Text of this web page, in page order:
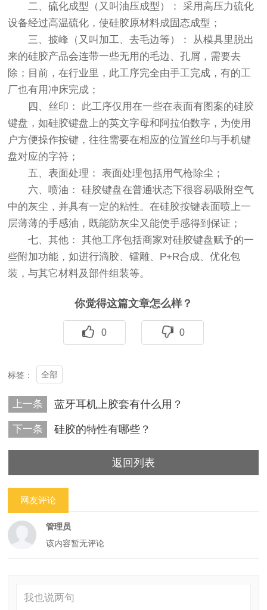
二、硫化成型（又叫油压成型）： 采用高压力硫化
设备经过高温硫化，使硅胶原材料成固态成型；
三、披峰（又叫加工、去毛边等）： 从模具里脱出
来的硅胶产品会连带一些无用的毛边、孔屑，需要去
除；目前，在行业里，此工序完全由手工完成，有的工
厂也有用冲床完成；
四、丝印： 此工序仅用在一些在表面有图案的硅胶
键盘，如硅胶键盘上的英文字母和阿拉伯数字，为使用
户方便操作按键，往往需要在相应的位置丝印与手机键
盘对应的字符；
五、表面处理： 表面处理包括用气枪除尘；
六、喷油： 硅胶键盘在普通状态下很容易吸附空气
中的灰尘，并具有一定的粘性。在硅胶按键表面喷上一
层薄薄的手感油，既能防灰尘又能使手感得到保证；
七、其他： 其他工序包括商家对硅胶键盘赋予的一
些附加功能，如进行滴胶、镭雕、P+R合成、优化包
装，与其它材料及部件组装等。
你觉得这篇文章怎么样？
0 0
标签： 全部
上一条 蓝牙耳机上胶套有什么用？
下一条 硅胶的特性有哪些？
返回列表
网友评论
管理员
该内容暂无评论